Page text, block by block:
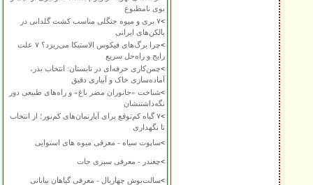
بوی نامطبوع
>
۷ بری و میوه جنگلی مناسب کشت گلدانی در
بالکن‌های ایرانی
>
چرا برگ‌های فیکوس الاستیکا می‌ریزد؟ ۷ علت
رایج و راه‌حل سریع
>چمن‌کاری حرفه‌ای در تابستان: انتخاب بذر،
آماده‌سازی خاک و آبیاری دقیق
>شناخت «جانوران مضر باغ» و راه‌های طبیعی دور
نگه‌داشتنشان
>
۷ گیاه کم‌توقع برای آپارتمان‌های کم‌نور؛ از انتخاب
تا نگهداری
>ساپوت سیاه - معرفی میوه های استوایی
>چغندر - معرفی سبزی جات
>سالت‌بوش چهاربال - معرفی گیاهان بیابانی